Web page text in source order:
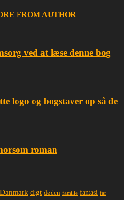
FROM AUTHOR
ved at læse denne bog
logo og bogstaver op så de
roman
Danmark digt døden familie fantasi far